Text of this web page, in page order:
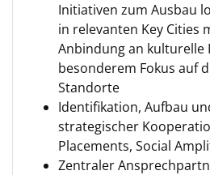
Initiativen zum Ausbau
in relevanten Key Cities
Anbindung an kulturelle
besonderem Fokus auf
Standorte
Identifikation, Aufbau
strategischer
Placements, Social
Zentraler